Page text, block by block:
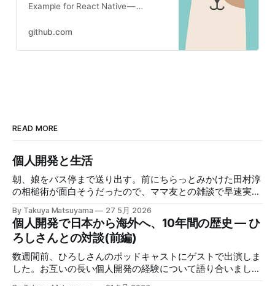
Example for React Native —
skeuomorphism-ui-example
github.com
READ MORE
個人開発と生活
朝、娘をバス停まで送り出す。前にちらっとみかけた田村淳
の相槌術が面白そうだったので、ママ友との雑談で早速実践
で癖になっている批判的思考を完全オフにし、相槌に全神経
を注ぐ、というものだ。「へぇ」「うん」「うーん」「なる
ほど〜」と、相手の話にどんなバリエーションで返そうかと
いう所に集中する。騙されたと思って試してみて欲しいんだ
が、このお陰で相手の話がよく理解できて、自然なフォロー
アップの質問やリアクションが浮かぶようになる。こちらか
By Takuya Matsuyama 27 5月 2026
個人開発で日本から海外へ、10年間の歴史 — ひ
ろしさんとの対談(前編)
数週間前、ひろしさんのポッドキャストにゲストで出演しま
した。お互いの長い個人開発の経験について語り合いまし